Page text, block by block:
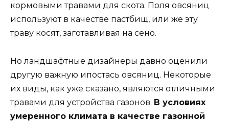
кормовыми травами для скота. Поля овсяниц
используют в качестве пастбищ, или же эту
траву косят, заготавливая на сено.
Но ландшафтные дизайнеры давно оценили
другую важную ипостась овсяниц. Некоторые
их виды, как уже сказано, являются отличными
травами для устройства газонов. В условиях
умеренного климата в качестве газонной